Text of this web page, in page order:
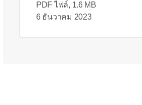
PDF ไฟล์, 1.6 MB
6 ธันวาคม 2023